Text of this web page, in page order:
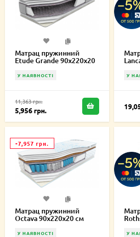
Матрац пружинний
Etude Grande 90х220х20
У НАЯВНОСТІ
11,363 грн.
5,956 грн.
У
-7,957 грн.
Матрац пружинний
Octava 90х220х20 см
У НАЯВНОСТІ У